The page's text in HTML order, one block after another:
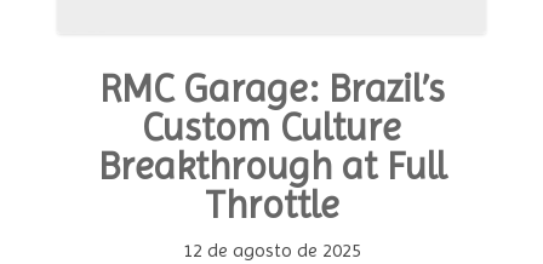
RMC Garage: Brazil’s
Custom Culture
Breakthrough at Full
Throttle
12 de agosto de 2025